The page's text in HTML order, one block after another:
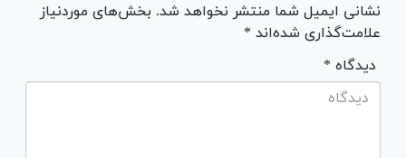
نشانی ایمیل شما منتشر نخواهد شد. بخش‌های موردنیاز
علامت‌گذاری شده‌اند *
* دیدگاه